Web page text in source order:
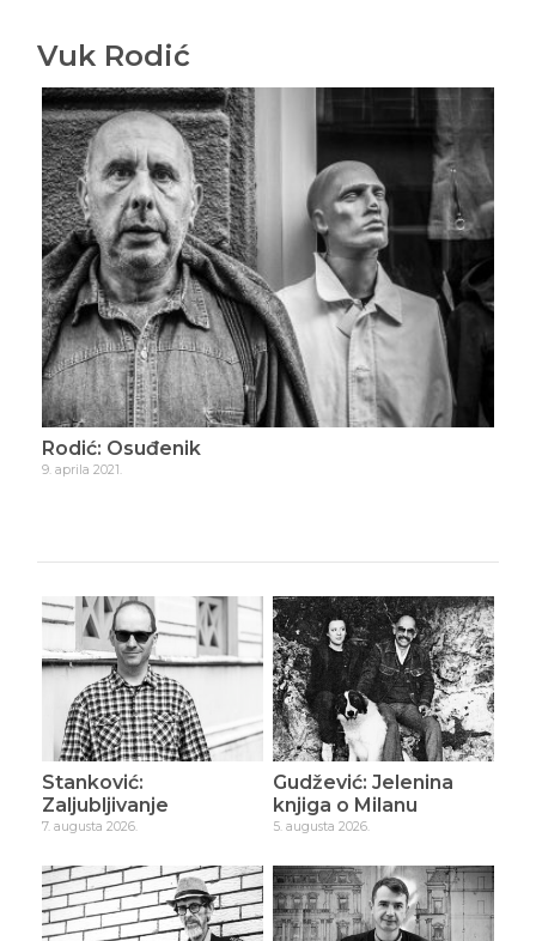
Vuk Rodić
Rodić: Osuđenik
9. aprila 2021.
Stanković:
Zaljubljivanje
7. augusta 2026.
Gudžević: Jelenina
knjiga o Milanu
5. augusta 2026.